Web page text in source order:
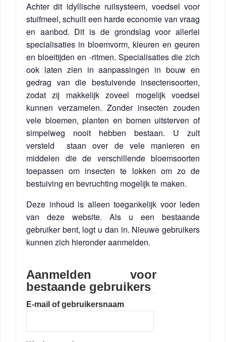
Achter dit idyllische ruilsysteem, voedsel voor
stuifmeel, schuilt een harde economie van vraag
en aanbod. Dit is de grondslag voor allerlei
specialisaties in bloemvorm, kleuren en geuren
en bloeitijden en -ritmen. Specialisaties die zich
ook laten zien in aanpassingen in bouw en
gedrag van die bestuivende insectensoorten,
zodat zij makkelijk zoveel mogelijk voedsel
kunnen verzamelen. Zonder insecten zouden
vele bloemen, planten en bomen uitsterven of
simpelweg nooit hebben bestaan. U zult
versteld staan over de vele manieren en
middelen die de verschillende bloemsoorten
toepassen om insecten te lokken om zo de
bestuiving en bevruchting mogelijk te maken.
Deze inhoud is alleen toegankelijk voor leden
van deze website. Als u een bestaande
gebruiker bent, logt u dan in. Nieuwe gebruikers
kunnen zich hieronder aanmelden.
Aanmelden voor
bestaande gebruikers
E-mail of gebruikersnaam